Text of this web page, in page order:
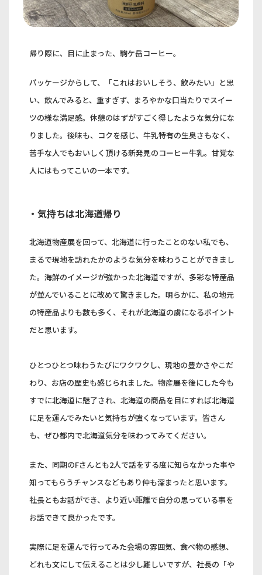
帰り際に、目に止まった、駒ケ岳コーヒー。
パッケージからして、「これはおいしそう、飲みたい」と思
い、飲んでみると、重すぎず、まろやかな口当たりでスイー
ツの様な満足感。休憩のはずがすごく得したような気分にな
りました。後味も、コクを感じ、牛乳特有の生臭さもなく、
苦手な人でもおいしく頂ける新発見のコーヒー牛乳。甘党な
人にはもってこいの一本です。
・気持ちは北海道帰り
北海道物産展を回って、北海道に行ったことのない私でも、
まるで現地を訪れたかのような気分を味わうことができまし
た。海鮮のイメージが強かった北海道ですが、多彩な特産品
が並んでいることに改めて驚きました。明らかに、私の地元
の特産品よりも数も多く、それが北海道の虜になるポイント
だと思います。
ひとつひとつ味わうたびにワクワクし、現地の豊かさやこだ
わり、お店の歴史も感じられました。物産展を後にした今も
すでに北海道に魅了され、北海道の商品を目にすれば北海道
に足を運んでみたいと気持ちが強くなっています。皆さん
も、ぜひ都内で北海道気分を味わってみてください。
また、同期のFさんとも2人で話をする度に知らなかった事や
知ってもらうチャンスなどもあり仲も深まったと思います。
社長ともお話ができ、より近い距離で自分の思っている事を
お話できて良かったです。
実際に足を運んで行ってみた会場の雰囲気、食べ物の感想、
どれも文にして伝えることは少し難しいですが、社長の「や